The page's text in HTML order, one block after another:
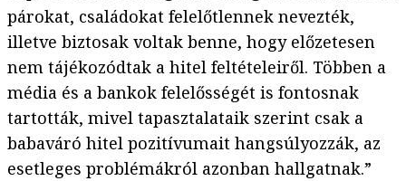
párokat, családokat felelőtlennek nevezték,
illetve biztosak voltak benne, hogy előzetesen
nem tájékozódtak a hitel feltételeiről. Többen a
média és a bankok felelősségét is fontosnak
tartották, mivel tapasztalataik szerint csak a
babaváró hitel pozitívumait hangsúlyozzák, az
esetleges problémákról azonban hallgatnak.”